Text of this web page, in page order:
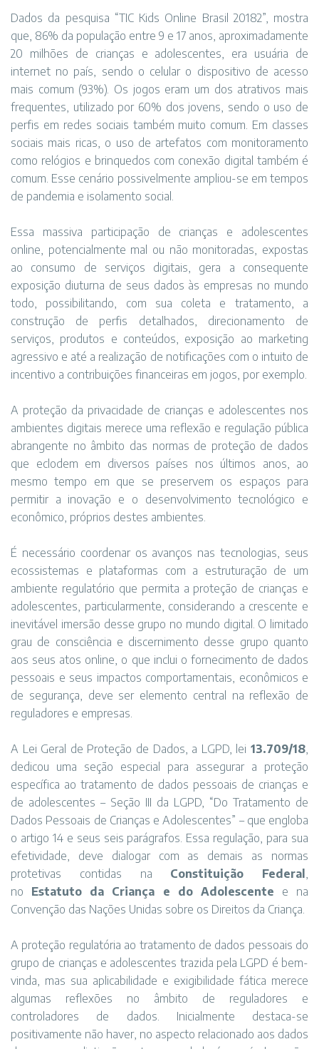
Dados da pesquisa “TIC Kids Online Brasil 20182”, mostra
que, 86% da população entre 9 e 17 anos, aproximadamente
20 milhões de crianças e adolescentes, era usuária de
internet no país, sendo o celular o dispositivo de acesso
mais comum (93%). Os jogos eram um dos atrativos mais
frequentes, utilizado por 60% dos jovens, sendo o uso de
perfis em redes sociais também muito comum. Em classes
sociais mais ricas, o uso de artefatos com monitoramento
como relógios e brinquedos com conexão digital também é
comum. Esse cenário possivelmente ampliou-se em tempos
de pandemia e isolamento social.
Essa massiva participação de crianças e adolescentes
online, potencialmente mal ou não monitoradas, expostas
ao consumo de serviços digitais, gera a consequente
exposição diuturna de seus dados às empresas no mundo
todo, possibilitando, com sua coleta e tratamento, a
construção de perfis detalhados, direcionamento de
serviços, produtos e conteúdos, exposição ao marketing
agressivo e até a realização de notificações com o intuito de
incentivo a contribuições financeiras em jogos, por exemplo.
A proteção da privacidade de crianças e adolescentes nos
ambientes digitais merece uma reflexão e regulação pública
abrangente no âmbito das normas de proteção de dados
que eclodem em diversos países nos últimos anos, ao
mesmo tempo em que se preservem os espaços para
permitir a inovação e o desenvolvimento tecnológico e
econômico, próprios destes ambientes.
É necessário coordenar os avanços nas tecnologias, seus
ecossistemas e plataformas com a estruturação de um
ambiente regulatório que permita a proteção de crianças e
adolescentes, particularmente, considerando a crescente e
inevitável imersão desse grupo no mundo digital. O limitado
grau de consciência e discernimento desse grupo quanto
aos seus atos online, o que inclui o fornecimento de dados
pessoais e seus impactos comportamentais, econômicos e
de segurança, deve ser elemento central na reflexão de
reguladores e empresas.
A Lei Geral de Proteção de Dados, a LGPD, lei 13.709/18,
dedicou uma seção especial para assegurar a proteção
específica ao tratamento de dados pessoais de crianças e
de adolescentes – Seção III da LGPD, “Do Tratamento de
Dados Pessoais de Crianças e Adolescentes” – que engloba
o artigo 14 e seus seis parágrafos. Essa regulação, para sua
efetividade, deve dialogar com as demais as normas
protetivas contidas na Constituição Federal ,
no Estatuto da Criança e do Adolescente e na
Convenção das Nações Unidas sobre os Direitos da Criança.
A proteção regulatória ao tratamento de dados pessoais do
grupo de crianças e adolescentes trazida pela LGPD é bem-
vinda, mas sua aplicabilidade e exigibilidade fática merece
algumas reflexões no âmbito de reguladores e
controladores de dados. Inicialmente destaca-se
positivamente não haver, no aspecto relacionado aos dados